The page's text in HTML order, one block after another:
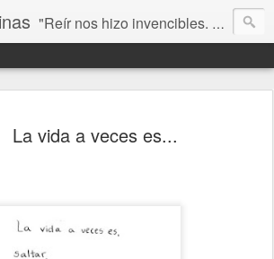
"Reír nos hizo invencibles. No como los que siempre ganan, sino como aquellos que no se rinden”. Frida Kahlo
La vida a veces es...